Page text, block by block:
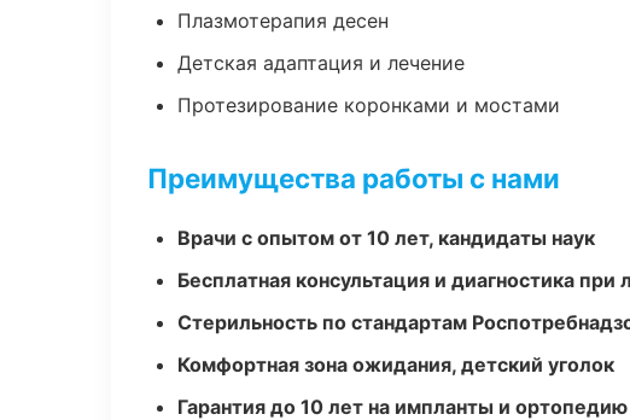
Плазмотерапия десен
Детская адаптация и лечение
Протезирование коронками и мостами
Преимущества работы с нами
Врачи с опытом от 10 лет, кандидаты наук
Бесплатная консультация и диагностика при
Стерильность по стандартам
Комфортная зона ожидания, детский уголок
Гарантия до 10 лет на импланты и ортопедию